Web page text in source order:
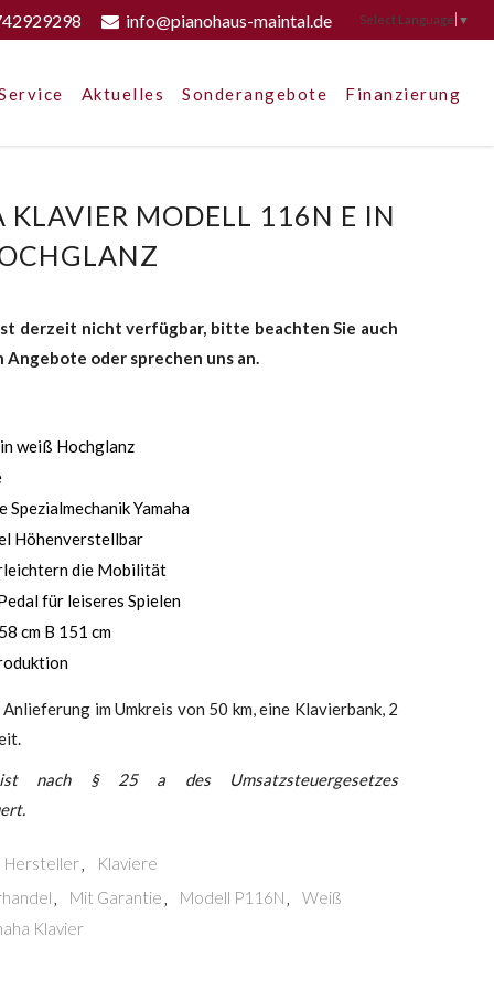
info@pianohaus-maintal.de Select Language ▼
Aktuelles Sonderangebote Finanzierung
KLAVIER MODELL 116N E IN
derzeit nicht verfügbar, bitte beachten Sie auch
Angebote oder sprechen uns an.
weiß Hochglanz
Spezialmechanik Yamaha
Höhenverstellbar
die Mobilität
für leiseres Spielen
cm B 151 cm
im Umkreis von 50 km, eine Klavierbank, 2
nach § 25 a des Umsatzsteuergesetzes
Hersteller Klaviere
Mit Garantie Modell P116N
Weiß
Klavier